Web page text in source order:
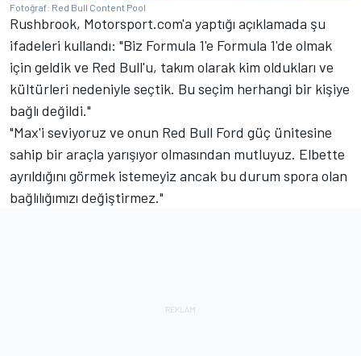
Fotoğraf: Red Bull Content Pool
Rushbrook, Motorsport.com'a yaptığı açıklamada şu
ifadeleri kullandı: "Biz Formula 1'e Formula 1'de olmak
için geldik ve Red Bull'u, takım olarak kim oldukları ve
kültürleri nedeniyle seçtik. Bu seçim herhangi bir kişiye
bağlı değildi."
"Max'i seviyoruz ve onun Red Bull Ford güç ünitesine
sahip bir araçla yarışıyor olmasından mutluyuz. Elbette
ayrıldığını görmek istemeyiz ancak bu durum spora olan
bağlılığımızı değiştirmez."